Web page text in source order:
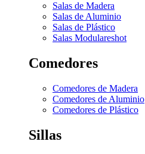
Salas de Madera
Salas de Aluminio
Salas de Plástico
Salas Modulareshot
Comedores
Comedores de Madera
Comedores de Aluminio
Comedores de Plástico
Sillas